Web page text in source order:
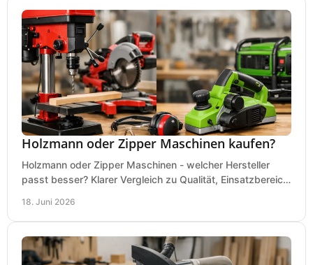
Holzmann oder Zipper Maschinen kaufen?
Holzmann oder Zipper Maschinen - welcher Hersteller
passt besser? Klarer Vergleich zu Qualität, Einsatzbereich,
18. Juni 2026